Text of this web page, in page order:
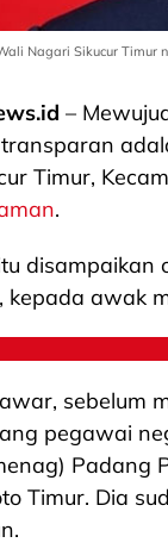
Nagari Sikucur Timur
–
Timur,
.
disampaikan
kepada awak
sebelum
pegawai
Padang
Timur. Dia